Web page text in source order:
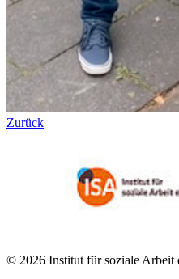
Zurück
© 2026 Institut für soziale Arbeit